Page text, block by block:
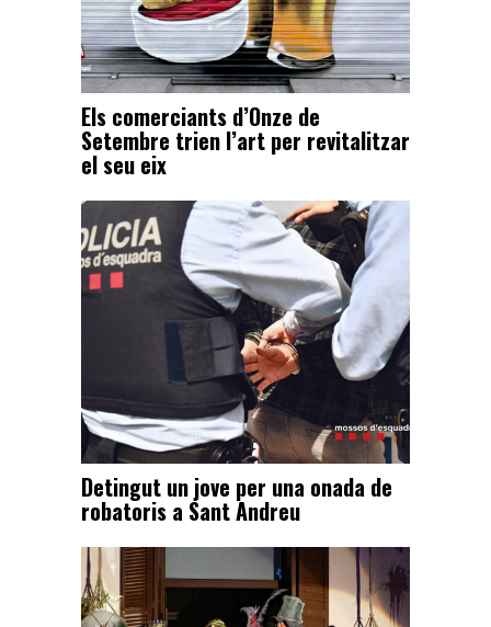
Els comerciants d’Onze de
Setembre trien l’art per revitalitzar
el seu eix
Detingut un jove per una onada de
robatoris a Sant Andreu